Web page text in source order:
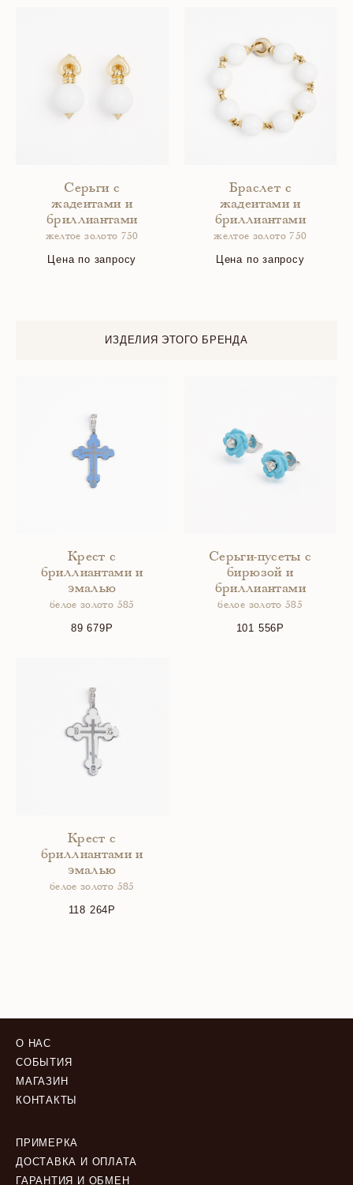
Серьги с
жадеитами и
бриллиантами
желтое золото 750
Цена по запросу
Браслет с
жадеитами и
бриллиантами
желтое золото 750
Цена по запросу
ИЗДЕЛИЯ ЭТОГО БРЕНДА
Крест с
бриллиантами и
эмалью
белое золото 585
89 679
Серьги-пусеты с
бирюзой и
бриллиантами
белое золото 585
101 556
Крест с
бриллиантами и
эмалью
белое золото 585
118 264
О НАС
СОБЫТИЯ
МАГАЗИН
КОНТАКТЫ
ПРИМЕРКА
ДОСТАВКА И ОПЛАТА
ГАРАНТИЯ И ОБМЕН